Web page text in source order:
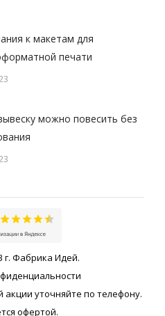
к макетам для
печати
можно повесить без
г. Фабрика Идей.
уточняйте по телефону.
офертой.